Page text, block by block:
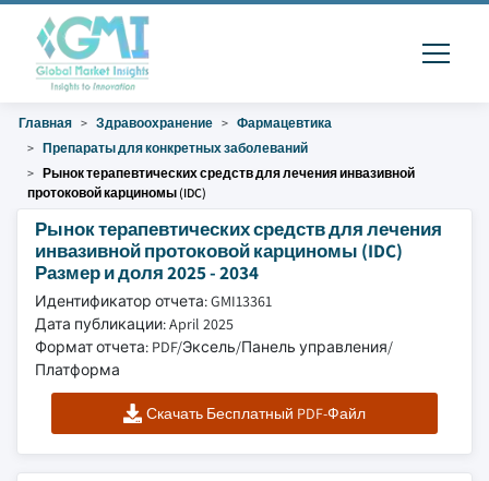
Главная Здравоохранение
Фармацевтика
Препараты для конкретных заболеваний
Рынок терапевтических средств для лечения инвазивной
протоковой карциномы (IDC)
Рынок терапевтических средств для лечения
инвазивной протоковой карциномы (IDC)
Размер и доля 2025 - 2034
Идентификатор отчета: GMI13361
Дата публикации: April 2025
Формат отчета: PDF/Эксель/Панель управления/
Платформа
Скачать Бесплатный PDF-Файл